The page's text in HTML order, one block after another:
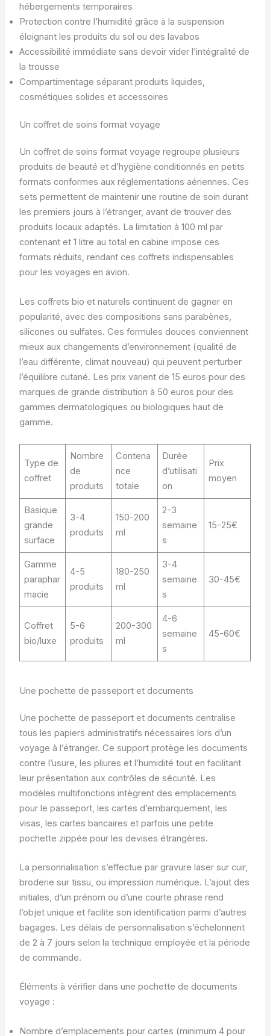
hébergements temporaires
Protection contre l’humidité grâce à la suspension
éloignant les produits du sol ou des lavabos
Accessibilité immédiate sans devoir vider l’intégralité de
la trousse
Compartimentage séparant produits liquides,
cosmétiques solides et accessoires
Un coffret de soins format voyage
Un coffret de soins format voyage regroupe plusieurs
produits de beauté et d’hygiène conditionnés en petits
formats conformes aux réglementations aériennes. Ces
sets permettent de maintenir une routine de soin durant
les premiers jours à l’étranger, avant de trouver des
produits locaux adaptés. La limitation à 100 ml par
contenant et 1 litre au total en cabine impose ces
formats réduits, rendant ces coffrets indispensables
pour les voyages en avion.
Les coffrets bio et naturels continuent de gagner en
popularité, avec des compositions sans parabènes,
silicones ou sulfates. Ces formules douces conviennent
mieux aux changements d’environnement (qualité de
l’eau différente, climat nouveau) qui peuvent perturber
l’équilibre cutané. Les prix varient de 15 euros pour des
marques de grande distribution à 50 euros pour des
gammes dermatologiques ou biologiques haut de
gamme.
Type de
coffret
Nombre
de
produits
Contena
nce
totale
Durée
d’utilisati
on
Prix
moyen
Basique
grande
surface
3-4
produits
150-200
ml
2-3
semaine
s
15-25€
Gamme
paraphar
macie
4-5
produits
180-250
ml
3-4
semaine
s
30-45€
Coffret
bio/luxe
5-6
produits
200-300
ml
4-6
semaine
s
45-60€
Une pochette de passeport et documents
Une pochette de passeport et documents centralise
tous les papiers administratifs nécessaires lors d’un
voyage à l’étranger. Ce support protège les documents
contre l’usure, les pliures et l’humidité tout en facilitant
leur présentation aux contrôles de sécurité. Les
modèles multifonctions intègrent des emplacements
pour le passeport, les cartes d’embarquement, les
visas, les cartes bancaires et parfois une petite
pochette zippée pour les devises étrangères.
La personnalisation s’effectue par gravure laser sur cuir,
broderie sur tissu, ou impression numérique. L’ajout des
initiales, d’un prénom ou d’une courte phrase rend
l’objet unique et facilite son identification parmi d’autres
bagages. Les délais de personnalisation s’échelonnent
de 2 à 7 jours selon la technique employée et la période
de commande.
Éléments à vérifier dans une pochette de documents
voyage :
Nombre d’emplacements pour cartes (minimum 4 pour